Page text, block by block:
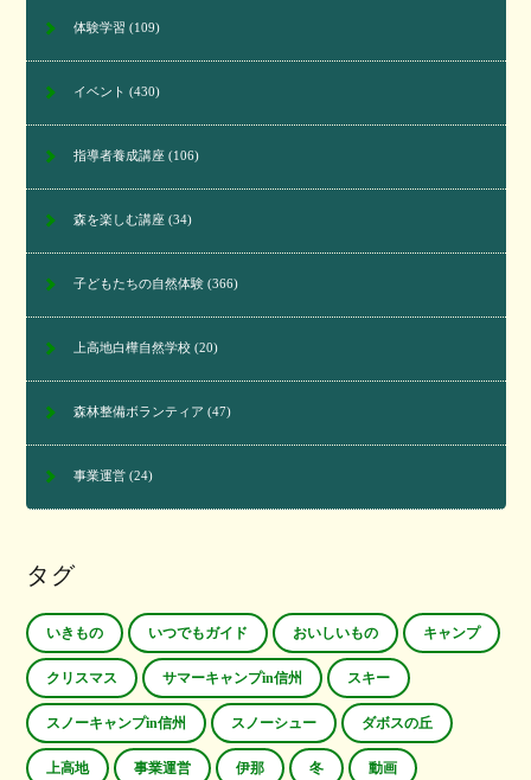
体験学習 (109)
イベント (430)
指導者養成講座(106)
森を楽しむ講座(34)
子どもたちの自然体験(366)
上高地白樺自然学校(20)
森林整備ボランティア (47)
事業運営(24)
タグ
いきもの いつでもガイド おいしいもの キャンプ
クリスマス サマーキャンプin信州 スキー
スノーキャンプin信州 スノーシュー ダボスの丘
上高地 事業運営 伊那 冬 動画